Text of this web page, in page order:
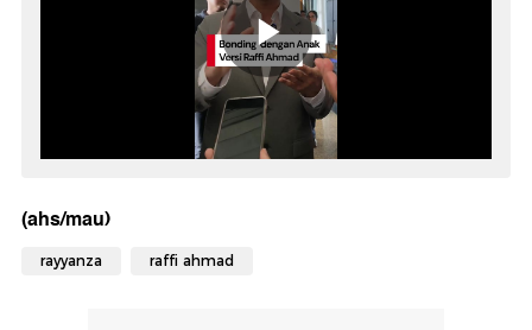
(ahs/mau)
rayyanza raffi ahmad